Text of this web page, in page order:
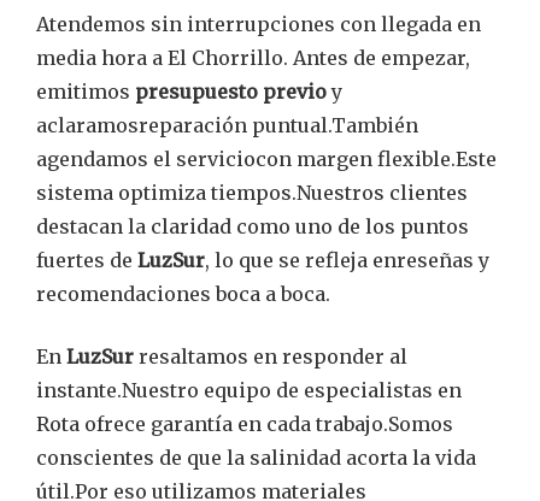
Atendemos sin interrupciones con llegada en
media hora a El Chorrillo. Antes de empezar,
emitimos presupuesto previoy
aclaramosreparación puntual.También
agendamos el serviciocon margen flexible.Este
sistema optimiza tiempos.Nuestros clientes
destacan la claridad como uno de los puntos
fuertes de LuzSur, lo que se refleja enreseñas y
recomendaciones boca a boca.
En LuzSur resaltamos en responder al
instante.Nuestro equipo de especialistas en
Rota ofrece garantía en cada trabajo.Somos
conscientes de que la salinidad acorta la vida
útil.Por eso utilizamos materiales